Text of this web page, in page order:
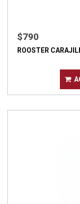
$790
ROOSTER